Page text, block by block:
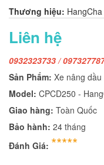
Thương hiệu:
Liên hệ
0932323733 /
Sản Phẩm: Xe nâng dầu
Model: CPCD250 -
Giao hàng: Toàn Quốc
Bảo hành: 24 tháng
Đánh Giá: *****